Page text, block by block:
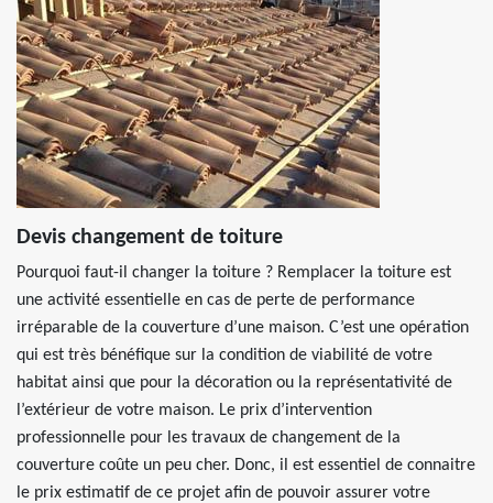
Devis changement de toiture
Pourquoi faut-il changer la toiture ? Remplacer la toiture est
une activité essentielle en cas de perte de performance
irréparable de la couverture d’une maison. C’est une opération
qui est très bénéfique sur la condition de viabilité de votre
habitat ainsi que pour la décoration ou la représentativité de
l’extérieur de votre maison. Le prix d’intervention
professionnelle pour les travaux de changement de la
couverture coûte un peu cher. Donc, il est essentiel de connaitre
le prix estimatif de ce projet afin de pouvoir assurer votre